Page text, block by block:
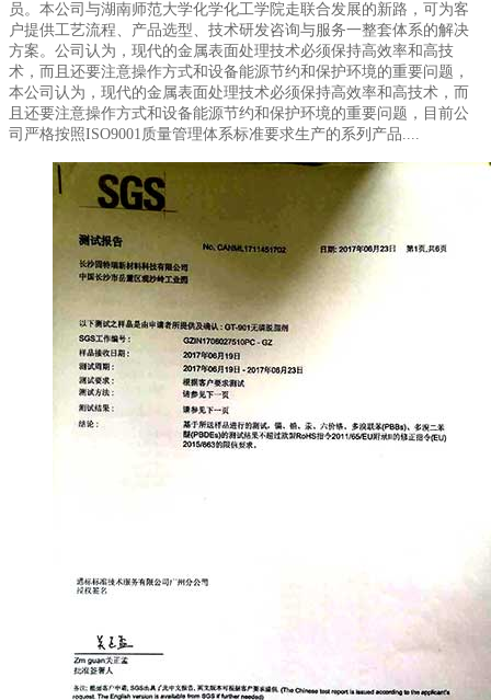
员。本公司与湖南师范大学化学化工学院走联合发展的新路，可为客
户提供工艺流程、产品选型、技术研发咨询与服务一整套体系的解决
方案。公司认为，现代的金属表面处理技术必须保持高效率和高技
术，而且还要注意操作方式和设备能源节约和保护环境的重要问题，
本公司认为，现代的金属表面处理技术必须保持高效率和高技术，而
且还要注意操作方式和设备能源节约和保护环境的重要问题，目前公
司严格按照ISO9001质量管理体系标准要求生产的系列产品....